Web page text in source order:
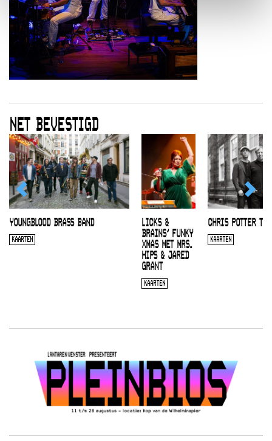
NET BEVESTIGD
YOUNGBLOOD BRASS BAND
KAARTEN
LICKS &
BRAINS’ FUNKY
XMAS MET MRS.
HIPS & JARED
GRANT
KAARTEN
CHRIS POTTER
KAARTEN